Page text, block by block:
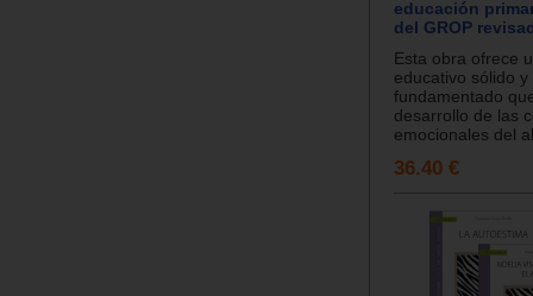
educación
del GROP
Esta obra ofrece
educativo sólido y
fundamentado
desarrollo de las
emocionales del
36.40 €